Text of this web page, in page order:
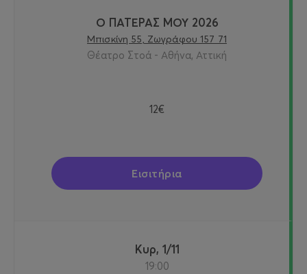
Ο ΠΑΤΕΡΑΣ ΜΟΥ 2026
Μπισκίνη 55, Ζωγράφου 157 71
Θέατρο Στοά - Αθήνα, Αττική
12€
Εισιτήρια
Κυρ, 1/11
19:00